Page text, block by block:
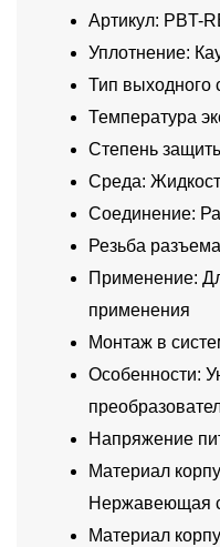
Артикул: PBT-
Уплотнение:
Тип выходного
Температура
Степень
Среда:
Соединение:
Резьба
Применение:
применения
Монтаж в
Особенности:
Напряжение
Материал
Нержавеющая
Материал